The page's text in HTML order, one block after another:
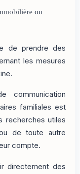
ou
de prendre des
les mesures
communication
familiales est
recherches utiles
de toute autre
compte.
directement des